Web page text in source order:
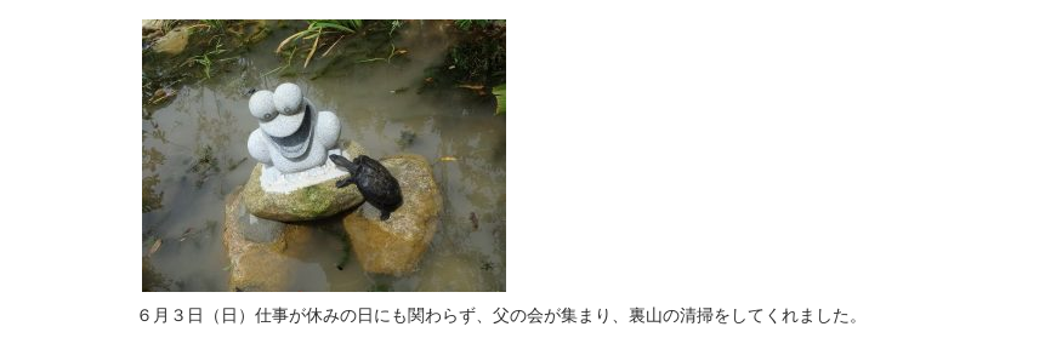
６月３日（日）仕事が休みの日にも関わらず、父の会が集まり、裏山の清掃をしてくれました。